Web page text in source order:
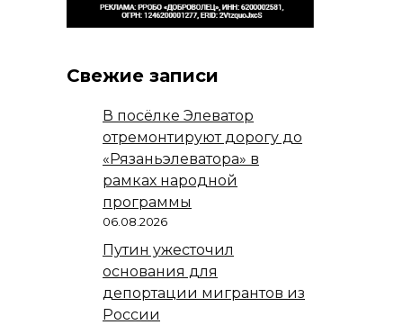
Свежие записи
В посёлке Элеватор
отремонтируют дорогу до
«Рязаньэлеватора» в
рамках народной
программы
06.08.2026
Путин ужесточил
основания для
депортации мигрантов из
России